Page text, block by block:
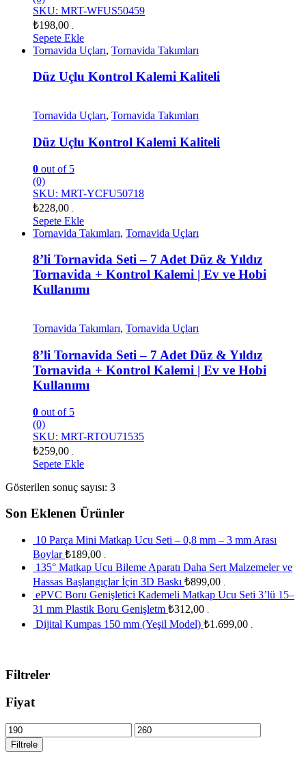
SKU: MRT-WFUS50459
₺198,00
Sepete Ekle
Tornavida Uçları, Tornavida Takımları
Düz Uçlu Kontrol Kalemi Kaliteli
Tornavida Uçları, Tornavida Takımları
Düz Uçlu Kontrol Kalemi Kaliteli
0 out of 5
(0)
SKU: MRT-YCFU50718
₺228,00
Sepete Ekle
Tornavida Takımları, Tornavida Uçları
8’li Tornavida Seti – 7 Adet Düz & Yıldız
Tornavida + Kontrol Kalemi | Ev ve Hobi
Kullanımı
Tornavida Takımları, Tornavida Uçları
8’li Tornavida Seti – 7 Adet Düz & Yıldız
Tornavida + Kontrol Kalemi | Ev ve Hobi
Kullanımı
0 out of 5
(0)
SKU: MRT-RTOU71535
₺259,00
Sepete Ekle
Gösterilen sonuç sayısı: 3
Son Eklenen Ürünler
10 Parça Mini Matkap Ucu Seti – 0,8 mm – 3 mm Arası
Boylar ₺189,00
135° Matkap Ucu Bileme Aparatı Daha Sert Malzemeler ve
Hassas Başlangıçlar İçin 3D Baskı ₺899,00
ePVC Boru Genişletici Kademeli Matkap Ucu Seti 3’lü 15–
31 mm Plastik Boru Genişletm ₺312,00
Dijital Kumpas 150 mm (Yeşil Model) ₺1.699,00
Filtreler
Fiyat
Filtrele